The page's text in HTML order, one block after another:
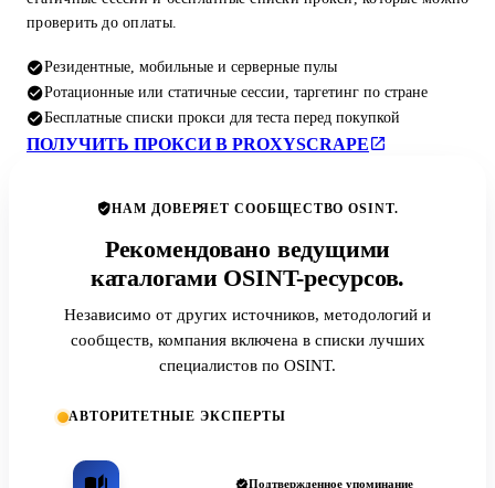
проверить до оплаты.
Резидентные, мобильные и серверные пулы
Ротационные или статичные сессии, таргетинг по стране
Бесплатные списки прокси для теста перед покупкой
ПОЛУЧИТЬ ПРОКСИ В PROXYSCRAPE
НАМ ДОВЕРЯЕТ СООБЩЕСТВО OSINT.
Рекомендовано ведущими
каталогами OSINT-ресурсов.
Независимо от других источников, методологий и
сообществ, компания включена в списки лучших
специалистов по OSINT.
АВТОРИТЕТНЫЕ ЭКСПЕРТЫ
Подтвержденное упоминание